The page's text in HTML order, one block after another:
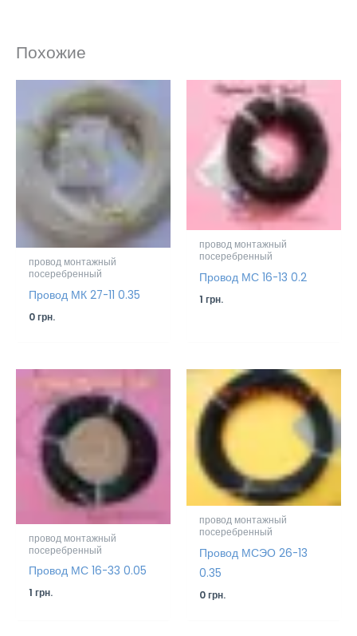
Похожие
провод монтажный
посеребренный
Провод МК 27-11 0.35
0грн.
провод монтажный
посеребренный
Провод МС 16-13 0.2
1грн.
провод монтажный
посеребренный
Провод МС 16-33 0.05
1грн.
провод монтажный
посеребренный
Провод МСЭО 26-13
0.35
0грн.